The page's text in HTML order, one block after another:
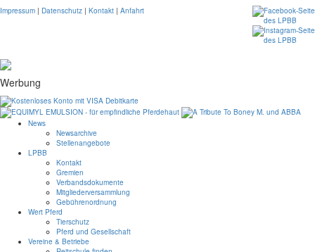
Impressum | Datenschutz | Kontakt | Anfahrt
Werbung
News
Newsarchive
Stellenangebote
LPBB
Kontakt
Gremien
Verbandsdokumente
Mitgliederversammlung
Gebührenordnung
Wert Pferd
Tierschutz
Pferd und Gesellschaft
Vereine & Betriebe